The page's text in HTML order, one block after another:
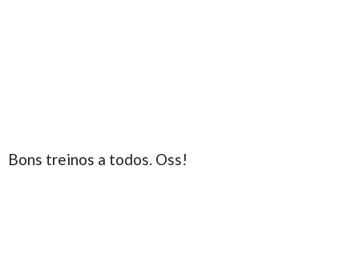
Bons treinos a todos. Oss!